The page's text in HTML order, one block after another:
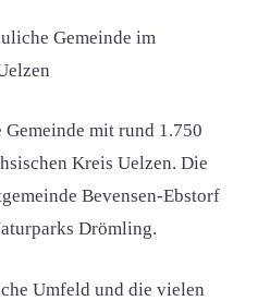
Gemeinde im
mit rund 1.750
Kreis Uelzen. Die
Bevensen-Ebstorf
Drömling.
Umfeld und die vielen